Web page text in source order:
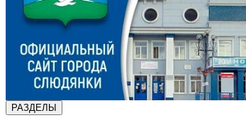
РАЗДЕЛЫ